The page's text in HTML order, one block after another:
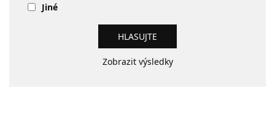
Jiné
Zobrazit výsledky